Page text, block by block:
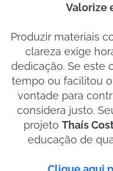
Valorize
Produzir materiais
clareza exige
dedicação. Se este
tempo ou facilitou
vontade para
considera justo.
projeto Thaís
educação de